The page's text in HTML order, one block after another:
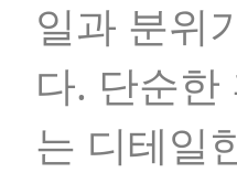
일과 분위
다. 단순
는 디테일